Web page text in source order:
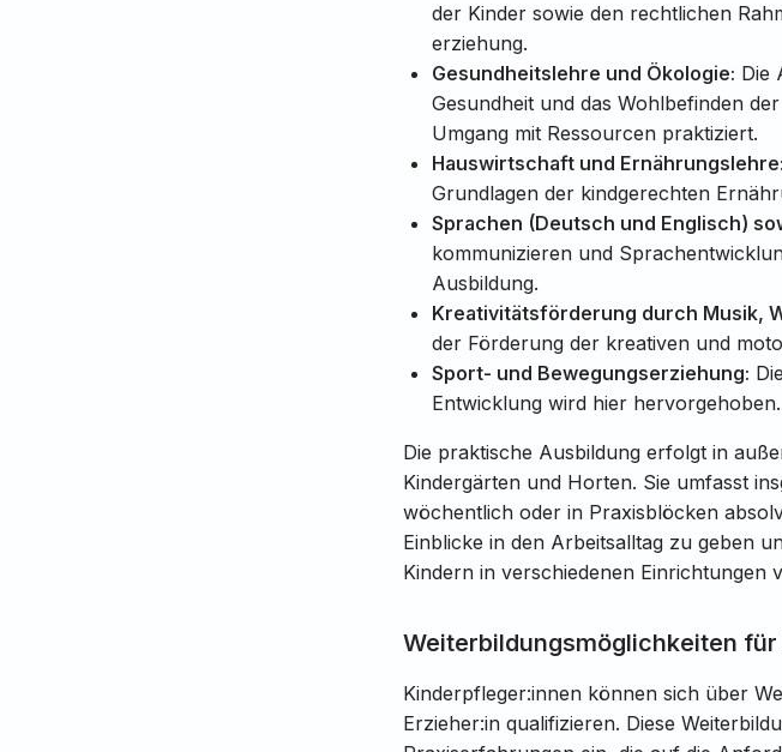
der Kinder sowie den rechtlichen
erziehung.
Gesundheitslehre und Ökologie: Die
Gesundheit und das Wohlbefinden
Umgang mit Ressourcen praktiziert.
Hauswirtschaft und Ernährungslehre:
Grundlagen der kindgerechten
Sprachen (Deutsch und Englisch)
kommunizieren und
Ausbildung.
Kreativitätsförderung durch Musik,
der Förderung der kreativen und
Sport- und Bewegungserziehung:
Entwicklung wird hier hervorgehoben.
Die praktische Ausbildung erfolgt in
Kindergärten und Horten. Sie umfasst
wöchentlich oder in Praxisblöcken
Einblicke in den Arbeitsalltag zu geben
Kindern in verschiedenen Einrichtungen
Weiterbildungsmöglichkeiten
Kinderpfleger:innen können sich über
Erzieher:in qualifizieren. Diese